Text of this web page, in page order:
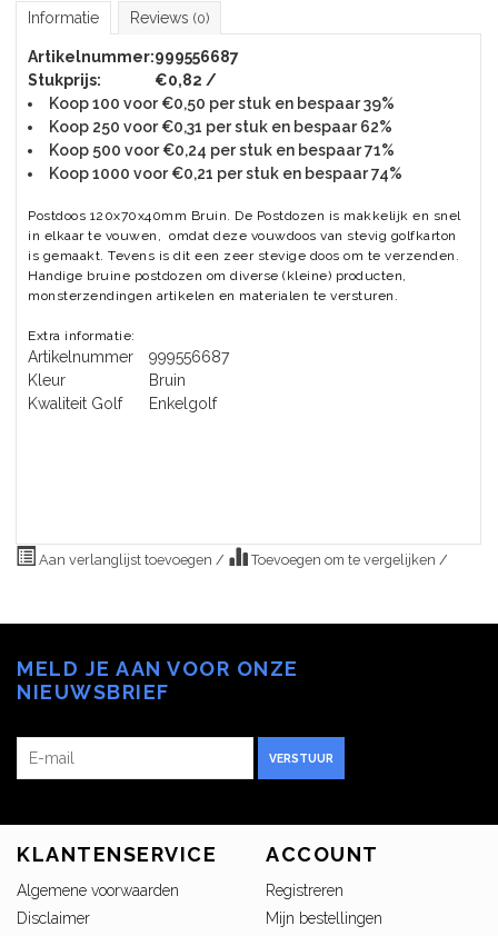
Informatie Reviews (0)
Artikelnummer:999556687
Stukprijs:
€0,82 /
Koop 100 voor €0,50 per stuk en bespaar 39%
Koop 250 voor €0,31 per stuk en bespaar 62%
Koop 500 voor €0,24 per stuk en bespaar 71%
Koop 1000 voor €0,21 per stuk en bespaar 74%
Postdoos 120x70x40mm Bruin. De Postdozen is makkelijk en snel
in elkaar te vouwen, omdat deze vouwdoos van stevig golfkarton
is gemaakt. Tevens is dit een zeer stevige doos om te verzenden.
Handige bruine postdozen om diverse (kleine) producten,
monsterzendingen artikelen en materialen te versturen.
Extra informatie:
Artikelnummer
999556687
Kleur
Bruin
Kwaliteit Golf
Enkelgolf
Aan verlanglijst toevoegen / Toevoegen om te vergelijken /
MELD JE AAN VOOR ONZE
NIEUWSBRIEF
VERSTUUR
KLANTENSERVICE
Algemene voorwaarden
Disclaimer
ACCOUNT
Registreren
Mijn bestellingen